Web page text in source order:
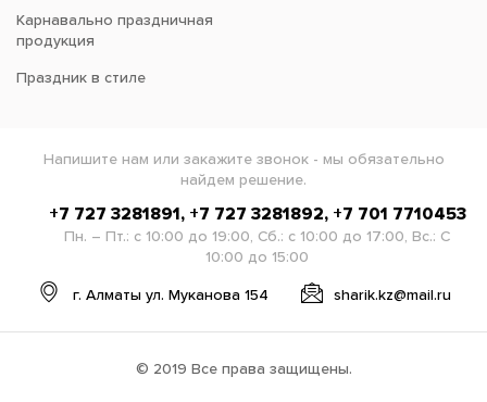
Карнавально праздничная
продукция
Праздник в стиле
Напишите нам или закажите звонок - мы обязательно
найдем решение.
+7 727 3281891, +7 727 3281892, +7 701 7710453
Пн. – Пт.: с 10:00 до 19:00, Сб.: с 10:00 до 17:00, Вс.: С
10:00 до 15:00
г. Алматы ул. Муканова 154 sharik.kz@mail.ru
© 2019 Все права защищены.